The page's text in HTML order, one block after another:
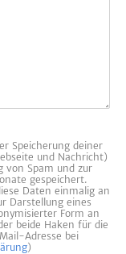
Speicherung deiner
und Nachricht)
von Spam und zur
gespeichert.
Daten einmalig an
Darstellung eines
Form an
beide Haken für die
Adresse bei
)